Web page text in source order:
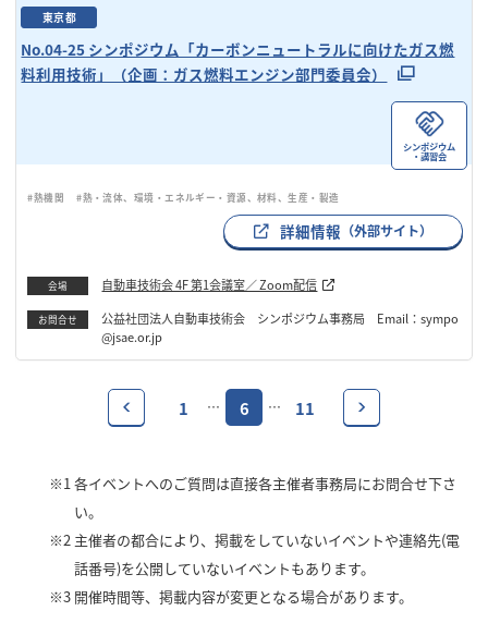
東京都
No.04-25 シンポジウム「カーボンニュートラルに向けたガス燃
料利用技術」（企画：ガス燃料エンジン部門委員会）
シンポジウム
・講習会
#熱機関 #熱・流体、環境・エネルギー・資源、材料、生産・製造
詳細情報 （外部サイト）
会場 自動車技術会 4F 第1会議室／ Zoom配信
お問合せ
公益社団法人自動車技術会 シンポジウム事務局 Email：sympo
@jsae.or.jp
1 … 6 … 11
※1各イベントへのご質問は直接各主催者事務局にお問合せ下さ
い。
※2 主催者の都合により、掲載をしていないイベントや連絡先(電
話番号)を公開していないイベントもあります。
※3 開催時間等、掲載内容が変更となる場合があります。